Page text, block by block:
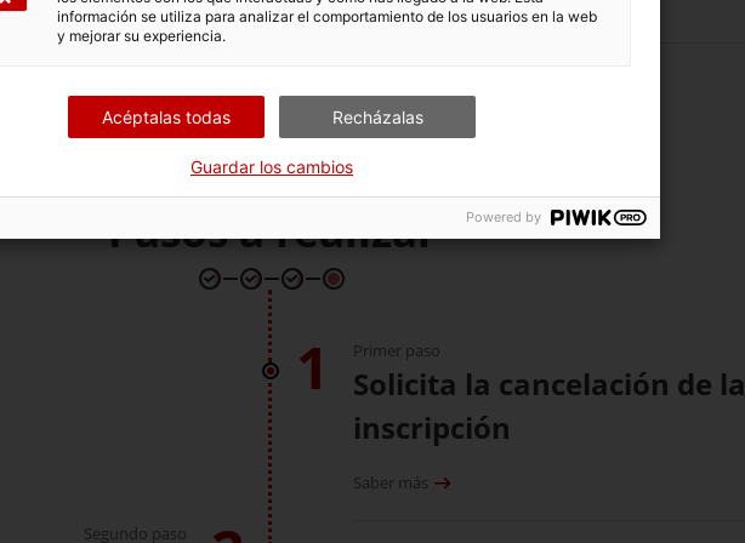
Pasos a realizar
1 Primer paso
Solicita la cancelación de la
inscripción
Saber más
Segundo paso
información se utiliza para analizar el comportamiento de los usuarios en la web
y mejorar su experiencia.
Acéptalas todas Recházalas
Guardar los cambios
Powered by